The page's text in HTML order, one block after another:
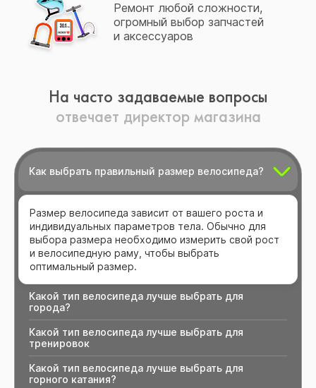
Ремонт любой сложности,
огромный выбор запчастей
и аксессуаров
На часто задаваемые вопросы
отвечает директор магазина
Как выбрать правильный размер велосипеда?
Размер велосипеда зависит от вашего роста и
индивидуальных параметров тела. Обычно для
выбора размера необходимо измерить свой рост
и велосипедную раму, чтобы выбрать
оптимальный размер.
Какой тип велосипеда лучше выбрать для
города?
Какой тип велосипеда лучше выбрать для
тренировок
Какой тип велосипеда лучше выбрать для
горного катания?